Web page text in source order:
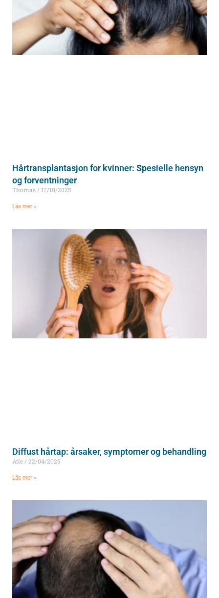
Hårtransplantasjon for kvinner: Spesielle hensyn
og forventninger
Thomas 17/10/2025
Läs mer »
Diffust hårtap: årsaker, symptomer og behandling
Atle 22/04/2025
Läs mer »